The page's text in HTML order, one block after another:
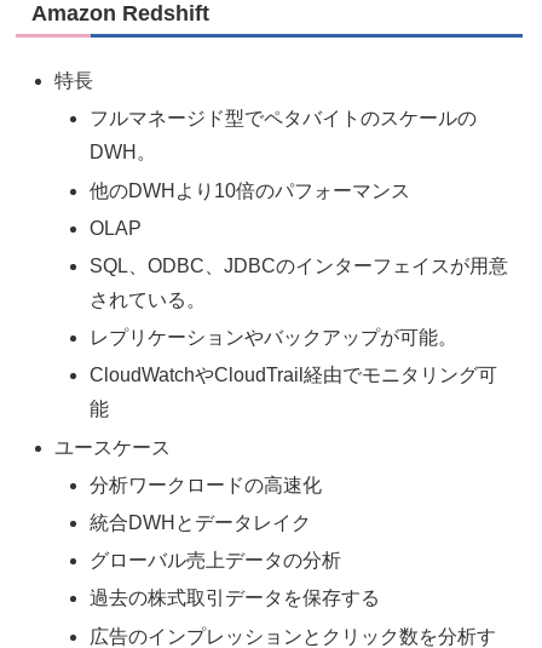
Amazon Redshift
特長
フルマネージド型でペタバイトのスケールの
DWH。
他のDWHより10倍のパフォーマンス
OLAP
SQL、ODBC、JDBCのインターフェイスが用意
されている。
レプリケーションやバックアップが可能。
CloudWatchやCloudTrail経由でモニタリング可
能
ユースケース
分析ワークロードの高速化
統合DWHとデータレイク
グローバル売上データの分析
過去の株式取引データを保存する
広告のインプレッションとクリック数を分析す